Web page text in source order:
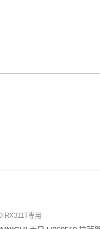
RX311T專用